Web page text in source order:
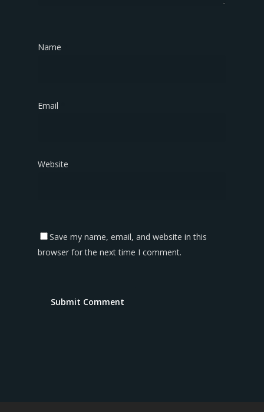
Name
Email
Website
Save my name, email, and website in this
browser for the next time I comment.